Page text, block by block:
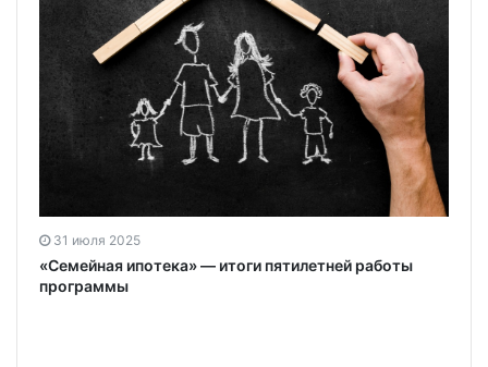
31 июля 2025
«Семейная ипотека» — итоги пятилетней работы
программы